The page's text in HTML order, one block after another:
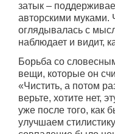
затык –
авторскими муками.
оглядывалась с
наблюдает и видит,
Борьба со
вещи, которые он
«Чистить, а потом
верьте, хотите нет,
уже после того, как
улучшаем